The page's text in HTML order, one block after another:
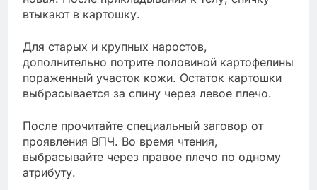
втыкают в картошку.
Для старых и крупных наростов,
дополнительно потрите половиной картофелины
пораженный участок кожи. Остаток картошки
выбрасывается за спину через левое плечо.
После прочитайте специальный заговор от
проявления ВПЧ. Во время чтения,
выбрасывайте через правое плечо по одному
атрибуту.